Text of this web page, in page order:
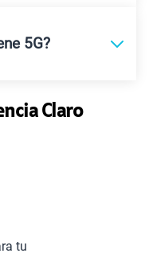
5G?
Claro
con todo el Perú